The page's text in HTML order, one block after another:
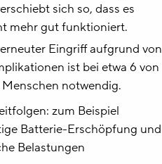
sich so, dass es
mehr gut funktioniert.
Eingriff aufgrund von
ist bei etwa 6 von
Menschen notwendig.
zum Beispiel
Batterie-Erschöpfung und
Belastungen